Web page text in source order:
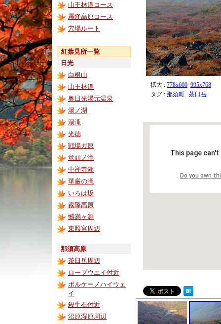
山王林道コース
霧降高原コース
穴場ルート
紅葉見所一覧
日光
白根山
山王林道
奥日光湯元温泉
湯ノ湖
湯滝
光徳
戦場ガ原
竜頭ノ滝
中禅寺湖
華厳の滝
いろは坂
霧降高原
憾満ヶ淵
東照宮周辺
那須高原
茶臼岳周辺
ロープウエイ付近
ボルケーノハイウェ
イ
殺生石付近
沼原湿原周辺
拡大 : 778x600 995x768
タグ : 那須町 茶臼岳
This page
Do you own